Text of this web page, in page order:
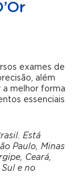
exames de
além
a melhor forma
essenciais
Está
Paulo, Minas
Ceará,
Sul e no